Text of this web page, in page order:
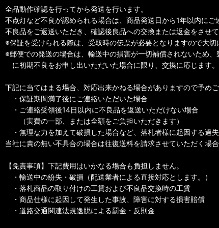
全品動作確認を行ってから発送を行います。
不点灯など不良が認められる場合は、商品発送日から1年以内にご
不良品をご返送いただき、確認後良品への交換または返金をさせて
※保証を受けられる際は、受取時の伝票が必要となりますので大切
※郵便での発送の場合は、輸送中の損害が一切補償されないため
に初期不良をお申し出いただいた場合に限り、交換に応じます。
下記に当てはまる場合、対応出来かねる場合がありますので予めご
・保証期間満了後にご連絡いただいた場合
・ご連絡受領後14日以内に不良品を返送いただけない場合
（実費の一部、または全額をご負担いただきます）
・無理な力を加えて破損した場合など、落札者様に起因する過
当社に責の無い不具合の場合は往復送料を請求させていただく場合
【免責事項】下記費用はいかなる場合も負担しません。
・輸送中の紛失・破損（配送業者による直接対応とします。）
・落札商品の取り付けの工賃および不良品交換時の工賃
・商品仕様に起因して発生した事故、障害に対する損害賠償
・道路交通関連法規逸脱による罰金・反則金